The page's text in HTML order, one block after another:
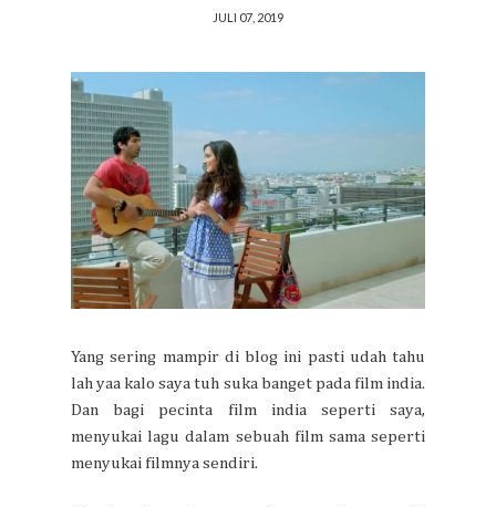
JULI 07, 2019
Yang sering mampir di blog ini pasti udah tahu
lah yaa kalo saya tuh suka banget pada film india.
Dan bagi pecinta film india seperti saya,
menyukai lagu dalam sebuah film sama seperti
menyukai filmnya sendiri.